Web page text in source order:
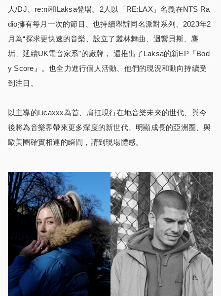
人/DJ、re:ni和Laksa登場。2人以「RE:LAX」名義在NTS Ra
dio擁有每月一次的節目、也持續舉辦同名派對系列、2023年2
月為“探求更快速的音樂、設立了叢林舞曲、迴響貝斯、塵
垢、延續UK電音家系”的廠牌， 還推出了Laksa的新EP『Bod
y Score』。也全力進行個人活動、他們的現況和動向持續受
到注目。
以主導的Licaxxx為首、肩扛現行在地音樂未來的世代、與今
後將為音樂界帶來更多深度的新世代、明顯成長的亞洲圈、與
歐美圈確實相連的瞬間，請到現場體感。